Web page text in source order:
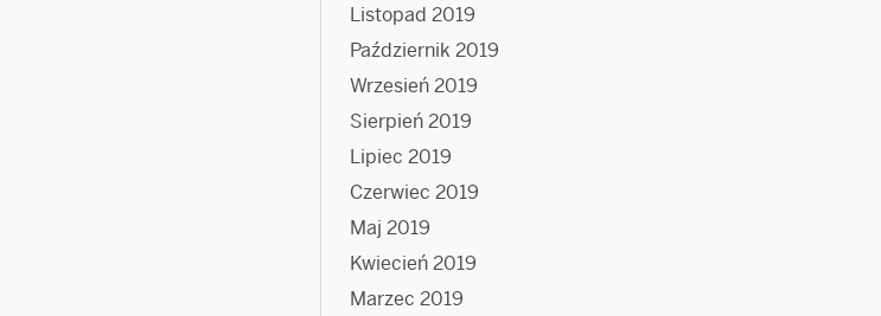
Listopad 2019
Październik 2019
Wrzesień 2019
Sierpień 2019
Lipiec 2019
Czerwiec 2019
Maj 2019
Kwiecień 2019
Marzec 2019